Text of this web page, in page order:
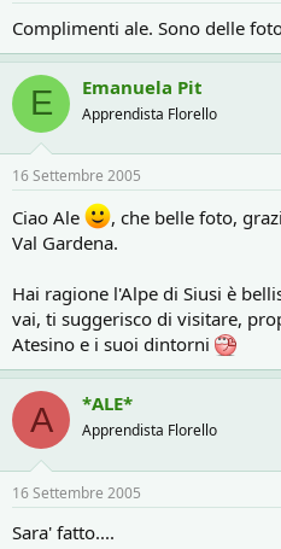
Complimenti ale. Sono delle
E Emanuela Pit
Apprendista Florello
16 Settembre 2005
Ciao Ale
, che belle foto,
Val Gardena.
Hai ragione l'Alpe di Siusi è
vai, ti suggerisco di visitare,
Atesino e i suoi dintorni
A *ALE*
Apprendista Florello
16 Settembre 2005
Sara' fatto....